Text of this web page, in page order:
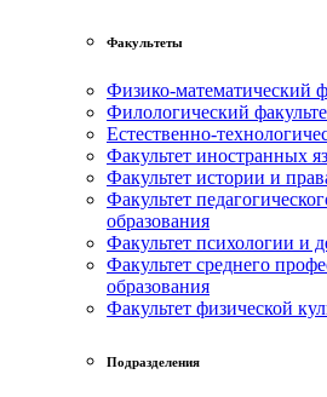
Факультеты
Физико-математический
Филологический
Естественно-
Факультет иностранных
Факультет истории и
Факультет
образования
Факультет психологии и
Факультет среднего
образования
Факультет физической
Подразделения